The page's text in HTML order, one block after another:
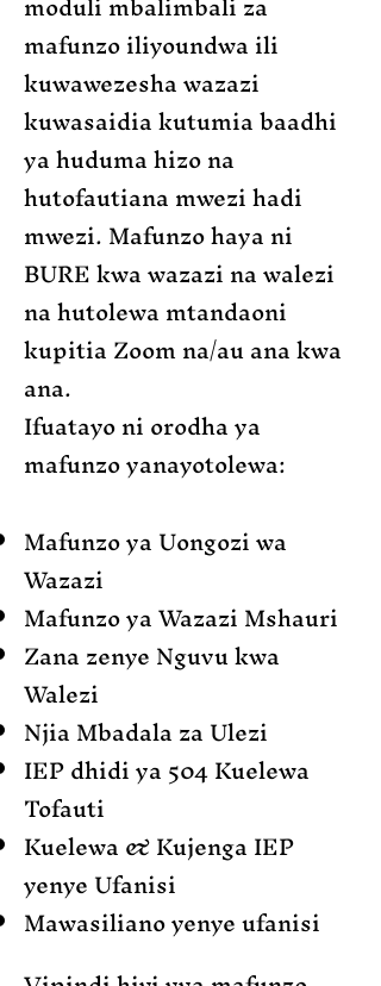
mafunzo iliyoundwa ili
kuwawezesha wazazi
kuwasaidia kutumia baadhi
ya huduma hizo na
hutofautiana mwezi hadi
mwezi. Mafunzo haya ni
BURE kwa wazazi na walezi
na hutolewa mtandaoni
kupitia Zoom na/au ana kwa
ana.
Ifuatayo ni orodha ya
mafunzo yanayotolewa:
Mafunzo ya Uongozi wa
Wazazi
Mafunzo ya Wazazi Mshauri
Zana zenye Nguvu kwa
Walezi
Njia Mbadala za Ulezi
IEP dhidi ya 504 Kuelewa
Tofauti
Kuelewa & Kujenga IEP
yenye Ufanisi
Mawasiliano yenye ufanisi